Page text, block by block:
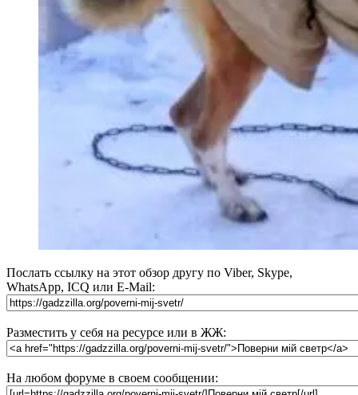
Послать ссылку на этот обзор другу по Viber, Skype,
WhatsApp, ICQ или E-Mail:
Разместить у себя на ресурсе или в ЖЖ:
На любом форуме в своем сообщении: